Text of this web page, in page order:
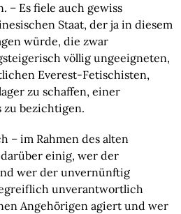
– Es fiele auch gewiss
Staat, der ja in diesem
würde, die zwar
völlig ungeeigneten,
Everest-Fetischisten,
zu schaffen, einer
zu bezichtigen.
– im Rahmen des alten
einig, wer der
wer der unvernünftig
unverantwortlich
Angehörigen agiert und wer